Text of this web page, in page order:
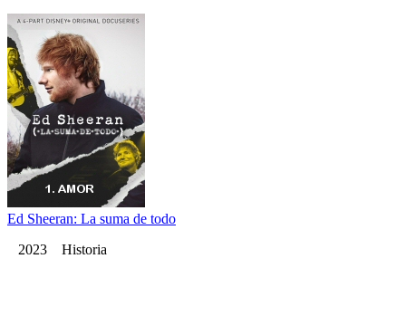
Ed Sheeran: La suma de todo
2023 Historia